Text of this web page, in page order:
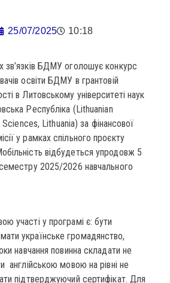
25/07/2025 10:18
зв’язків БДМУ оголошує конкурс
освіти БДМУ в грантовій
в Литовському університеті наук
Республіка (Lithuanian
Lithuania) за фінансової
у рамках спільного проєкту
відбудеться упродовж 5
2025/2026 навчального
участі у програмі є: бути
українське громадянство,
навчання повинна складати не
англійською мовою на рівні не
підтверджуючий сертифікат. Для